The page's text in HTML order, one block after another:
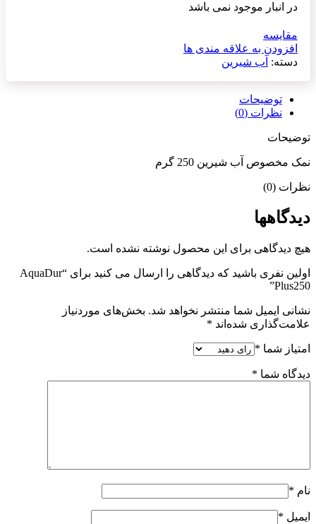
در انبار موجود نمی باشد
مقایسه
افزودن به علاقه مندی ها
دسته: آب شیرین
توضیحات
نظرات (0)
توضیحات
نمک مخصوص آب شیرین 250 گرم
نظرات (0)
دیدگاهها
هیچ دیدگاهی برای این محصول نوشته نشده است.
اولین نفری باشید که دیدگاهی را ارسال می کنید برای “AquaDur
Plus250”
نشانی ایمیل شما منتشر نخواهد شد. بخش‌های موردنیاز
علامت‌گذاری شده‌اند *
امتیاز شما *
دیدگاه شما *
نام *
ایمیل *